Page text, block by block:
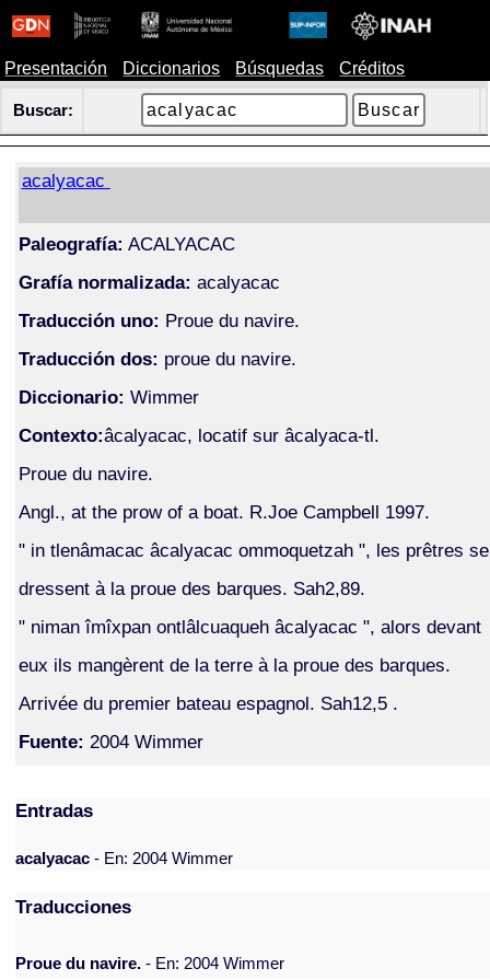
Presentación Diccionarios Búsquedas Créditos
Buscar:
acalyacac
Paleografía: ACALYACAC
Grafía normalizada: acalyacac
Traducción uno: Proue du navire.
Traducción dos: proue du navire.
Diccionario: Wimmer
Contexto:âcalyacac, locatif sur âcalyaca-tl.
Proue du navire.
Angl., at the prow of a boat. R.Joe Campbell 1997.
" in tlenâmacac âcalyacac ommoquetzah ", les prêtres se
dressent à la proue des barques. Sah2,89.
" niman îmîxpan ontlâlcuaqueh âcalyacac ", alors devant
eux ils mangèrent de la terre à la proue des barques.
Arrivée du premier bateau espagnol. Sah12,5 .
Fuente: 2004 Wimmer
Entradas
acalyacac- En: 2004 Wimmer
Traducciones
Proue du navire. - En: 2004 Wimmer